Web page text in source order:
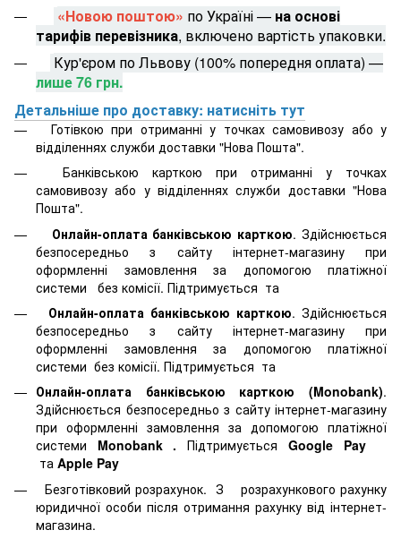
«Новою поштою» по Україні — на основі
тарифів перевізника, включено вартість упаковки.
Кур'єром по Львову (100% попередня оплата) —
лише 76 грн.
Детальніше про доставку: натисніть тут
Готівкою при отриманні у точках самовивозу або у
відділеннях служби доставки "Нова Пошта".
Банківською карткою при отриманні у точках
самовивозу або у відділеннях служби доставки "Нова
Пошта".
Онлайн-оплата банківською карткою. Здійснюється
безпосередньо з сайту інтернет-магазину при
оформленні замовлення за допомогою платіжної
системи
без комісії. Підтримується та
Онлайн-оплата банківською карткою. Здійснюється
безпосередньо з сайту інтернет-магазину при
оформленні замовлення за допомогою платіжної
системи без комісії. Підтримується та
Онлайн-оплата банківською карткою (Monobank).
Здійснюється безпосередньо з сайту інтернет-магазину
при оформленні замовлення за допомогою платіжної
системи Monobank .Підтримується Google Pay
та Apple Pay
Безготівковий розрахунок. З розрахункового рахунку
юридичної особи після отримання рахунку від інтернет-
магазина.